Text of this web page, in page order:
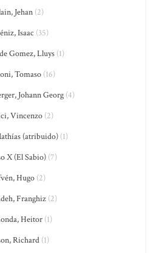
Jehan(2)
Isaac (35)
Gomez, Lluys(1)
Tomaso(16)
Johann Georg (4)
Vincenzo(2)
(atribuido) (1)
X (El Sabio) (7)
Hugo (2)
Franghiz (2)
Heitor (1)
Richard(1)